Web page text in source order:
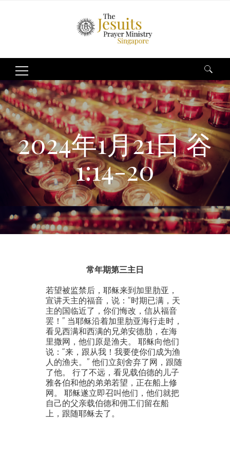
Search
for:
2024年1月21日 谷
1:14-20
常年期第三主日
若望被监禁后，耶稣来到加里肋亚，
宣讲天主的福音，说：“时期已满，天
主的国临近了，你们悔改，信从福音
罢！” 当耶稣沿着加里肋亚海行走时，
看见西满和西满的兄弟安德肋，在海
里撒网，他们原是渔夫。 耶稣向他们
说：“来，跟从我！我要使你们成为渔
人的渔夫。” 他们立刻舍弃了网，跟随
了他。 行了不远，看见载伯德的儿子
雅各伯和他的弟弟若望，正在船上修
网。 耶稣遂立即召叫他们，他们就把
自己的父亲载伯德和佣工们留在船
上，跟随耶稣去了。